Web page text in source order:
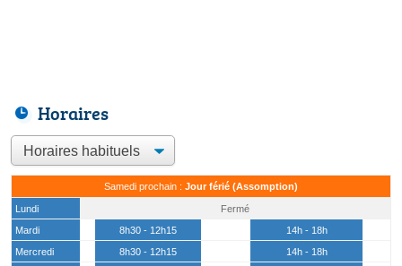
Horaires
Samedi prochain : Jour férié (Assomption)
Lundi
Fermé
Mardi
8h30 - 12h15
14h - 18h
Mercredi
8h30 - 12h15
14h - 18h